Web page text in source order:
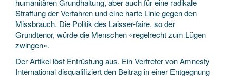
Straffung der Verfahren und eine harte Linie gegen den
Missbrauch. Die Politik des Laisser-faire, so der
Grundtenor, würde die Menschen «regelrecht zum Lügen
zwingen».
Der Artikel löst Entrüstung aus. Ein Vertreter von Amnesty
International disqualifiziert den Beitrag in einer Entgegnung